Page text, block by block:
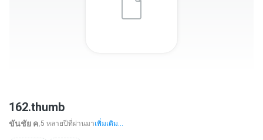
162.thumb
ขันชัย ค.5 หลายปีที่ผ่านมาเพิ่มเติม...